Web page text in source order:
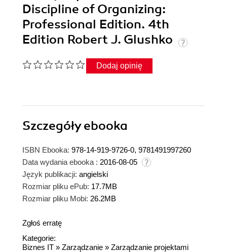
Discipline of Organizing:
Professional Edition. 4th
Edition Robert J. Glushko
Dodaj opinię
Szczegółyebooka
ISBN Ebooka: 978-14-919-9726-0, 9781491997260
Data wydania ebooka : 2016-08-05
Język publikacji: angielski
Rozmiar pliku ePub: 17.7MB
Rozmiar pliku Mobi: 26.2MB
Zgłoś erratę
Kategorie:
Biznes IT » Zarządzanie » Zarządzanie projektami